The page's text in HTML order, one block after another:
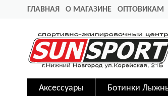
ГЛАВНАЯ О МАГАЗИНЕ ОПТОВИКАМ
Аксессуары Ботинки